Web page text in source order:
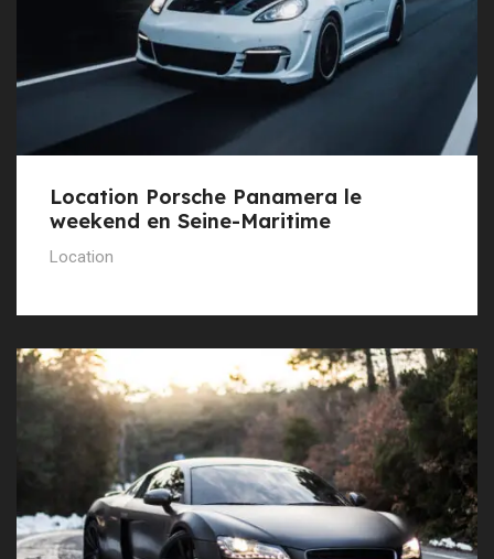
Location Porsche Panamera le
weekend en Seine-Maritime
Location